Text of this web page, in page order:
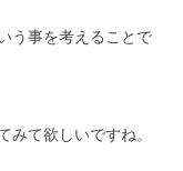
う事を考えることで
みて欲しいですね。